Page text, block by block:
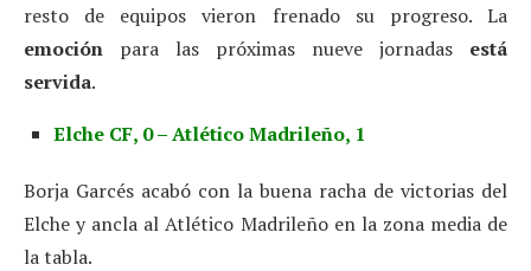
resto de equipos vieron frenado su progreso. La
emoción para las próximas nueve jornadas está
servida.
Elche CF, 0 – Atlético Madrileño, 1
Borja Garcés acabó con la buena racha de victorias del
Elche y ancla al Atlético Madrileño en la zona media de
la tabla.